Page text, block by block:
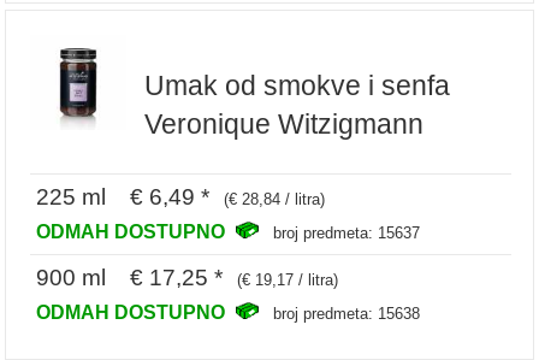
Umak od smokve i senfa
Veronique Witzigmann
225 ml € 6,49 * (€ 28,84 / litra)
ODMAH DOSTUPNO broj predmeta: 15637
900 ml € 17,25 * (€ 19,17 / litra)
ODMAH DOSTUPNO broj predmeta: 15638